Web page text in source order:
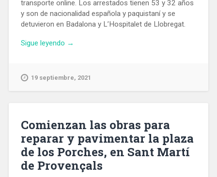
transporte online. Los arrestados tienen 53 y 32 años
y son de nacionalidad española y paquistaní y se
detuvieron en Badalona y L’Hospitalet de Llobregat.
Sigue leyendo «Detienen
personas
en
Badalona»
→
19 septiembre, 2021
Comienzan las obras para
reparar y pavimentar la plaza
de los Porches, en Sant Martí
de Provençals